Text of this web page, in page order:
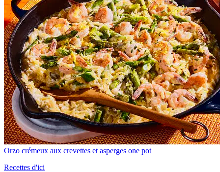
Orzo crémeux aux crevettes et asperges one pot
Recettes d'ici